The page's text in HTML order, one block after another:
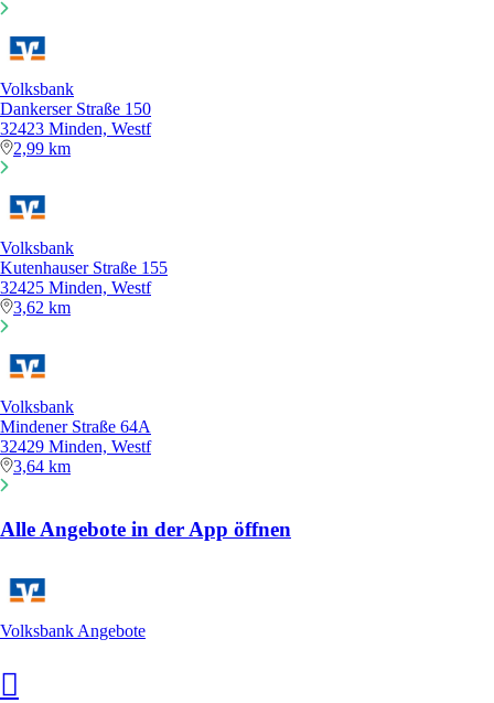
Volksbank
Dankerser Straße 150
32423 Minden, Westf
2,99 km
Volksbank
Kutenhauser Straße 155
32425 Minden, Westf
3,62 km
Volksbank
Mindener Straße 64A
32429 Minden, Westf
3,64 km
Alle Angebote in der App öffnen
Volksbank Angebote